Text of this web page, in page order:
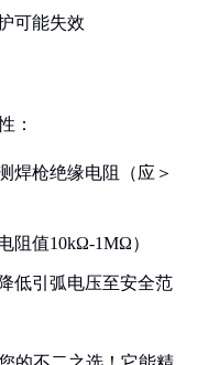
可能失效
：
焊枪绝缘电阻（应＞
阻值10kΩ-1MΩ）
低引弧电压至安全范